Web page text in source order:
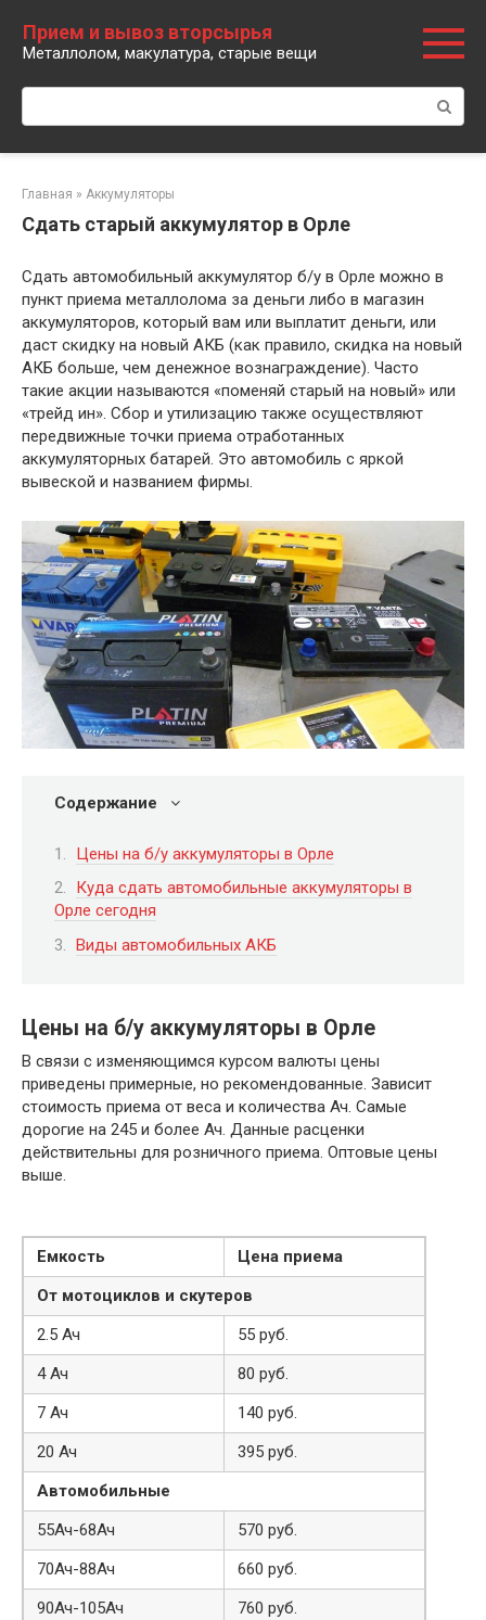
контенту
Прием и вывоз вторсырья
Металлолом, макулатура, старые вещи
Поиск:
Главная » Аккумуляторы
Сдать старый аккумулятор в Орле
Сдать автомобильный аккумулятор б/у в Орле можно в
пункт приема металлолома за деньги либо в магазин
аккумуляторов, который вам или выплатит деньги, или
даст скидку на новый АКБ (как правило, скидка на новый
АКБ больше, чем денежное вознаграждение). Часто
такие акции называются «поменяй старый на новый» или
«трейд ин». Сбор и утилизацию также осуществляют
передвижные точки приема отработанных
аккумуляторных батарей. Это автомобиль с яркой
вывеской и названием фирмы.
Содержание
Цены на б/у аккумуляторы в Орле
Куда сдать автомобильные аккумуляторы в
Орле сегодня
Виды автомобильных АКБ
Цены на б/у аккумуляторы в Орле
В связи с изменяющимся курсом валюты цены
приведены примерные, но рекомендованные. Зависит
стоимость приема от веса и количества Ач. Самые
дорогие на 245 и более Ач. Данные расценки
действительны для розничного приема. Оптовые цены
выше.
Емкость
Цена приема
От мотоциклов и скутеров
2.5 Ач
55 руб.
4 Ач
80 руб.
7 Ач
140 руб.
20 Ач
395 руб.
Автомобильные
55Ач-68Ач
570 руб.
70Ач-88Ач
660 руб.
90Ач-105Ач
760 руб.